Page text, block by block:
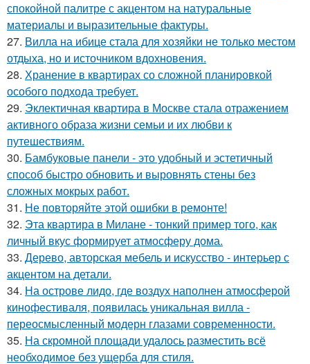
спокойной палитре с акцентом на натуральные
материалы и выразительные фактуры.
27. Вилла на ибице стала для хозяйки не только местом
отдыха, но и источником вдохновения.
28. Хранение в квартирах со сложной планировкой
особого подхода требует.
29. Эклектичная квартира в Москве стала отражением
активного образа жизни семьи и их любви к
путешествиям.
30. Бамбуковые панели - это удобный и эстетичный
способ быстро обновить и выровнять стены без
сложных мокрых работ.
31. Не повторяйте этой ошибки в ремонте!
32. Эта квартира в Милане - тонкий пример того, как
личный вкус формирует атмосферу дома.
33. Дерево, авторская мебель и искусство - интерьер с
акцентом на детали.
34. На острове лидо, где воздух наполнен атмосферой
кинофестиваля, появилась уникальная вилла -
переосмысленный модерн глазами современности.
35. На скромной площади удалось разместить всё
необходимое без ущерба для стиля.